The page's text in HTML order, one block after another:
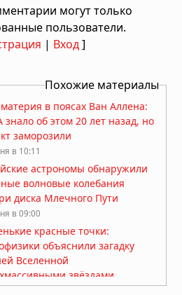
могут только
пользователи.
| Вход]
Похожие материалы
в поясах Ван Аллена:
знало об этом 20 лет назад, но
заморозили
в 10:11
астрономы обнаружили
волновые колебания
диска Млечного Пути
в 09:00
красные точки:
объяснили загадку
Вселенной
звёздами